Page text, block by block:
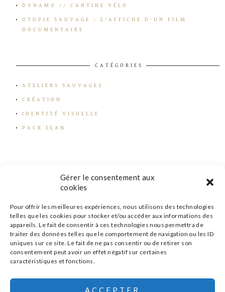
Gérer le consentement aux
cookies
Pour offrir les meilleures expériences, nous utilisons des technologies
telles que les cookies pour stocker et/ou accéder aux informations des
appareils. Le fait de consentir à ces technologies nous permettra de
traiter des données telles que le comportement de navigation ou les ID
uniques sur ce site. Le fait de ne pas consentir ou de retirer son
consentement peut avoir un effet négatif sur certaines
caractéristiques et fonctions.
ACCEPTER
DYNAMO // CANTINE VÉLO
UTOPIE SAUVAGE / L’AFFICHE D’UN FILM
DOCUMENTAIRE
CATÉGORIES
ATELIERS SAUVAGES
CRÉATION
IDENTITÉ VISUELLE
PACK ELAN
s'inscrire à la newsletter